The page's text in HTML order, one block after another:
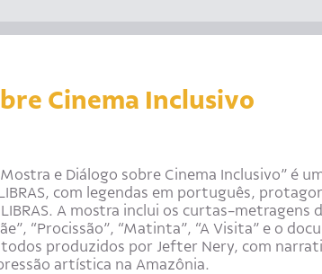
Cinema Inclusivo
Mostra e Diálogo sobre Cinema Inclusivo” é
com legendas em português,
A mostra inclui os curtas-metragens
“Procissão”, “Matinta”, “A Visita” e o
todos produzidos por Jefter Nery, com
artística na Amazônia.